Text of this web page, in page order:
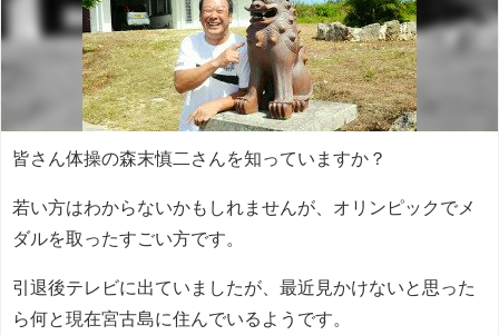
皆さん体操の森末慎二さんを知っていますか？
若い方はわからないかもしれませんが、オリンピックでメ
ダルを取ったすごい方です。
引退後テレビに出ていましたが、最近見かけないと思った
ら何と現在宮古島に住んでいるようです。